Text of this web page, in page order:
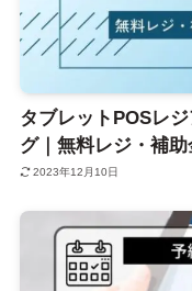
タブレットPOSレ
グ｜無料レジ・補
2023年12月10日